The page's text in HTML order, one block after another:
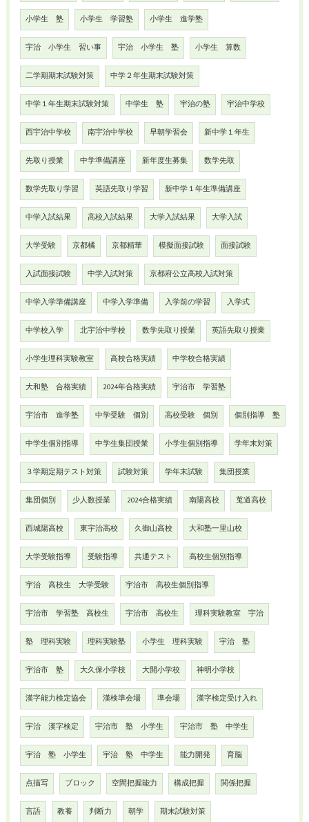
小学生 塾 小学生 学習塾 小学生 進学塾
宇治 小学生 習い事 宇治 小学生 塾 小学生 算数
二学期期末試験対策 中学２年生期末試験対策
中学１年生期末試験対策 中学生 塾 宇治の塾 宇治中学校
西宇治中学校 南宇治中学校 早朝学習会 新中学１年生
先取り授業 中学準備講座 新年度生募集 数学先取
数学先取り学習 英語先取り学習 新中学１年生準備講座
中学入試結果 高校入試結果 大学入試結果 大学入試
大学受験 京都橘 京都精華 模擬面接試験 面接試験
入試面接試験 中学入試対策 京都府公立高校入試対策
中学入学準備講座 中学入学準備 入学前の学習 入学式
中学校入学 北宇治中学校 数学先取り授業 英語先取り授業
小学生理科実験教室 高校合格実績 中学校合格実績
大和塾 合格実績 2024年合格実績 宇治市 学習塾
宇治市 進学塾 中学受験 個別 高校受験 個別 個別指導 塾
中学生個別指導 中学生集団授業 小学生個別指導 学年末対策
３学期定期テスト対策 試験対策 学年末試験 集団授業
集団個別 少人数授業 2024合格実績 南陽高校 莵道高校
西城陽高校 東宇治高校 久御山高校 大和塾一里山校
大学受験指導 受験指導 共通テスト 高校生個別指導
宇治 高校生 大学受験 宇治市 高校生個別指導
宇治市 学習塾 高校生 宇治市 高校生 理科実験教室 宇治
塾 理科実験 理科実験塾 小学生 理科実験 宇治 塾
宇治市 塾 大久保小学校 大開小学校 神明小学校
漢字能力検定協会 漢検準会場 準会場 漢字検定受け入れ
宇治 漢字検定 宇治市 塾 小学生 宇治市 塾 中学生
宇治 塾 小学生 宇治 塾 中学生 能力開発 育脳
点描写 ブロック 空間把握能力 構成把握 関係把握
言語 教養 判断力 朝学 期末試験対策